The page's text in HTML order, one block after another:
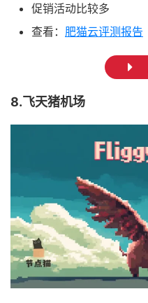
促销活动比较多
查看： 肥猫云评测报告
8.飞天猪机场